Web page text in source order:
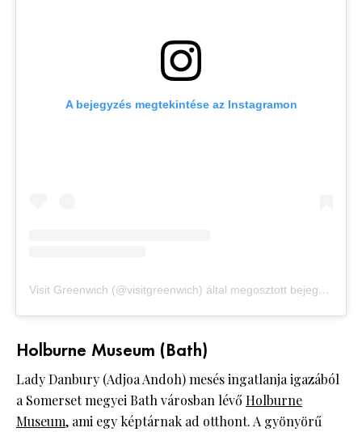
A bejegyzés megtekintése az Instagramon
Visit Greenwich (@visitgreenwich) által megosztott bejegyzés
Holburne Museum (Bath)
Lady Danbury (Adjoa Andoh) mesés ingatlanja igazából
a Somerset megyei Bath városban lévő Holburne
Museum, ami egy képtárnak ad otthont. A gyönyörű